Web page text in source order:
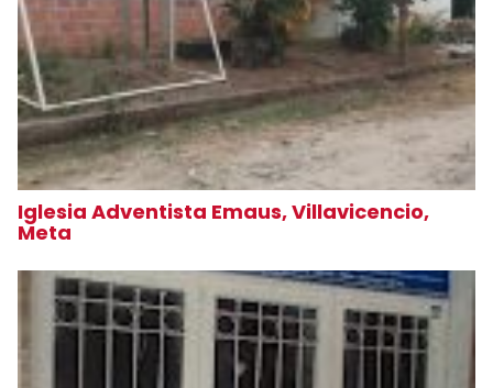
Iglesia Adventista Emaus, Villavicencio,
Meta